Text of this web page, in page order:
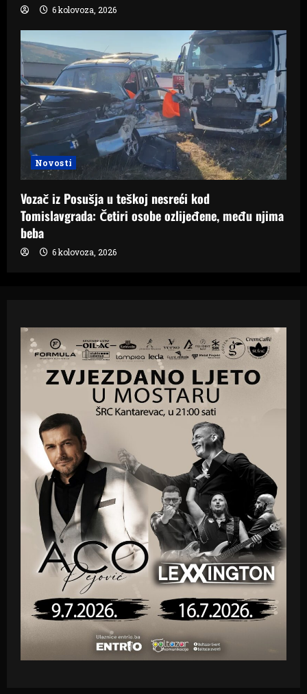
6 kolovoza, 2026
Novosti
Vozač iz Posušja u teškoj nesreći kod
Tomislavgrada: Četiri osobe ozlijeđene, među njima
beba
6 kolovoza, 2026